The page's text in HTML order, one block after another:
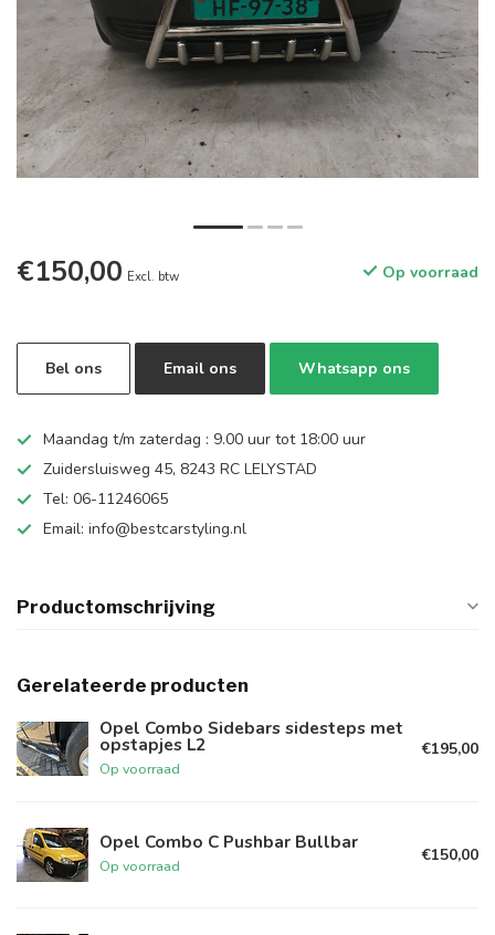
€150,00 Excl. btw Op voorraad
Bel ons Email ons Whatsapp ons
Maandag t/m zaterdag : 9.00 uur tot 18:00 uur
Zuidersluisweg 45, 8243 RC LELYSTAD
Tel: 06-11246065
Email: info@bestcarstyling.nl
Productomschrijving
Gerelateerde producten
Opel Combo Sidebars sidesteps met
opstapjes L2
Op voorraad
€195,00
Opel Combo C Pushbar Bullbar
Op voorraad
€150,00